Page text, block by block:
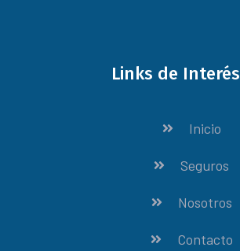
Links de Interés
Inicio
Seguros
Nosotros
Contacto